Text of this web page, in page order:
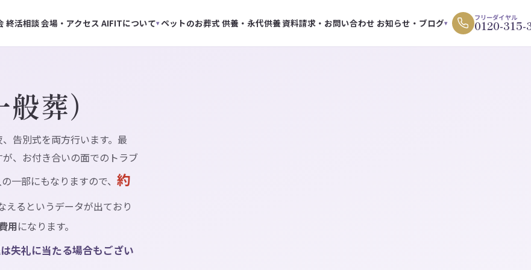
終活相談会場・アクセス AIFITについて▾ ペットのお葬式 供養・永代供養資料請求・お問い合わせ お知らせ・ブログ▾
フリーダイヤル
0120-315-
葬）
告別式を両方行います。最
、お付き合いの面でのトラブ
一部にもなりますので、 約
えるというデータが出ており
用になります。
失礼に当たる場合もござい